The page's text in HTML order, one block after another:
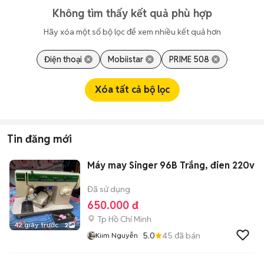
Không tìm thấy kết quả phù hợp
Hãy xóa một số bộ lọc để xem nhiều kết quả hơn
Điện thoại Mobiistar PRIME 508
Xóa tất cả bộ lọc
Tin đăng mới
42 giây trước 2
Máy may Singer 96B Trắng, đien 220v
Đã sử dụng
650.000 đ
Tp Hồ Chí Minh
Kiim Nguyễn 5.0 45 đã bán